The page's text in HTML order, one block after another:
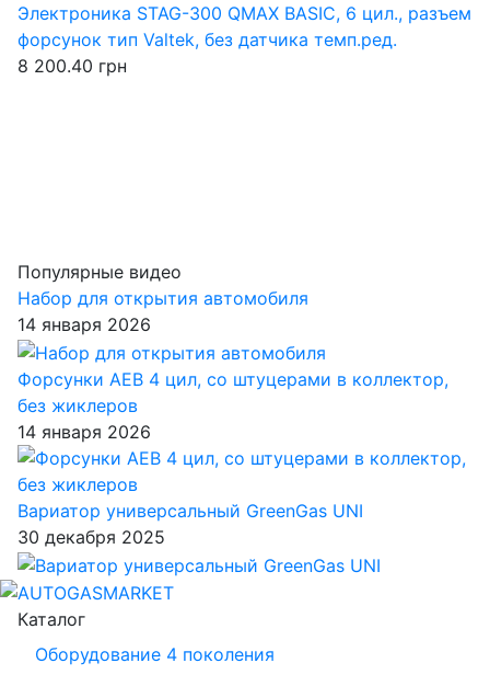
Электроника STAG-300 QMAX BASIC, 6 цил., разъем
форсунок тип Valtek, без датчика темп.ред.
8 200.40 грн
Популярные видео
Набор для открытия автомобиля
14 января 2026
Форсунки AEB 4 цил, со штуцерами в коллектор,
без жиклеров
14 января 2026
Вариатор универсальный GreenGas UNI
30 декабря 2025
Каталог
Оборудование 4 поколения